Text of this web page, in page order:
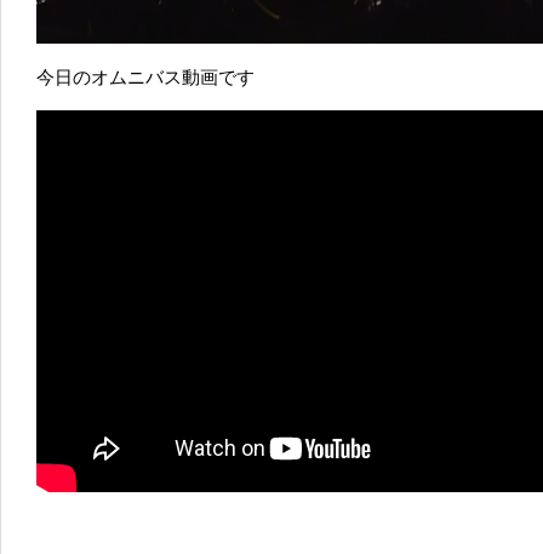
今日のオムニバス動画です